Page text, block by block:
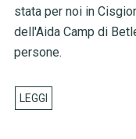
stata per noi in
dell'Aida Camp di
persone.